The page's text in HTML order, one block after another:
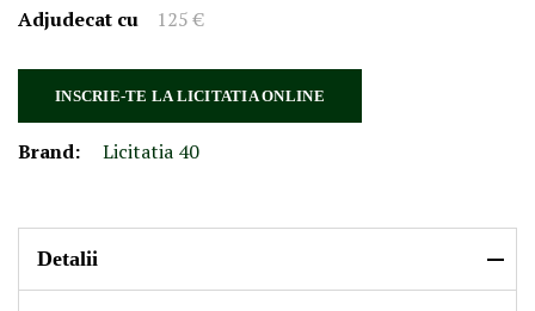
Adjudecat cu
125 €
INSCRIE-TE LA LICITATIA ONLINE
Brand: Licitatia 40
Detalii